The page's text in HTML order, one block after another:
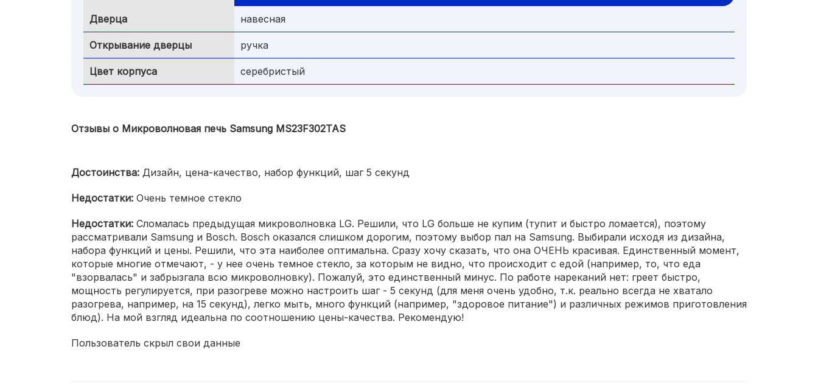
Дверца навесная
Открывание дверцы ручка
Цвет корпуса серебристый
Отзывы о Микроволновая печь Samsung MS23F302TAS
Достоинства: Дизайн, цена-качество, набор функций, шаг 5 секунд
Недостатки: Очень темное стекло
Недостатки: Сломалась предыдущая микроволновка LG. Решили, что LG больше не купим (тупит и быстро ломается), поэтому
рассматривали Samsung и Bosch. Bosch оказался слишком дорогим, поэтому выбор пал на Samsung. Выбирали исходя из дизайна,
набора функций и цены. Решили, что эта наиболее оптимальна. Сразу хочу сказать, что она ОЧЕНЬ красивая. Единственный момент,
которые многие отмечают, - у нее очень темное стекло, за которым не видно, что происходит с едой (например, то, что еда
"взорвалась" и забрызгала всю микроволновку). Пожалуй, это единственный минус. По работе нареканий нет: греет быстро,
мощность регулируется, при разогреве можно настроить шаг - 5 секунд (для меня очень удобно, т.к. реально всегда не хватало
разогрева, например, на 15 секунд), легко мыть, много функций (например, "здоровое питание") и различных режимов приготовления
блюд). На мой взгляд идеальна по соотношению цены-качества. Рекомендую!
Пользователь скрыл свои данные